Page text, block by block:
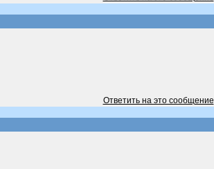
Ответить на это сообщение